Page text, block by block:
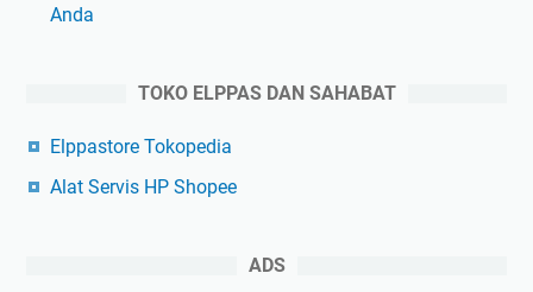
Anda
TOKO ELPPAS DAN SAHABAT
Elppastore Tokopedia
Alat Servis HP Shopee
ADS